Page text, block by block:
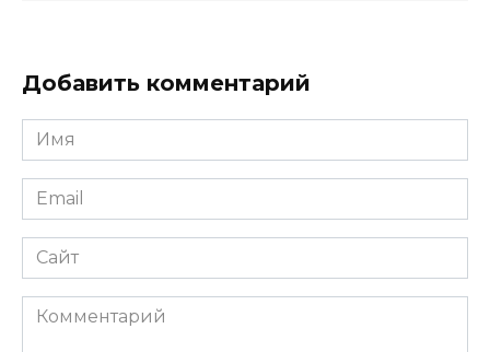
Добавить комментарий
Имя
*
Email
*
Сайт
Комментарий